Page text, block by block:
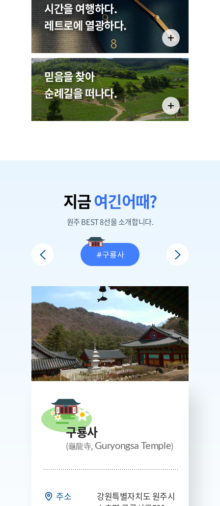
제24회 장미축제 안내
5340
시간을 여행하다.
레트로에 열광하다.
믿음을 찾아
순례길을 떠나다.
지금여긴어때?
원주 BEST 8선을 소개합니다.
#미륵불상 #구룡사 #강원감영
구룡사
(龜龍寺, Guryongsa Temple)
주소
강원특별자치도 원주시